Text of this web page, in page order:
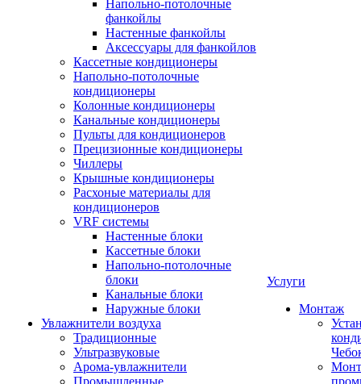
Напольно-потолочные
фанкойлы
Настенные фанкойлы
Аксессуары для фанкойлов
Кассетные кондиционеры
Напольно-потолочные
кондиционеры
Колонные кондиционеры
Канальные кондиционеры
Пульты для кондиционеров
Прецизионные кондиционеры
Чиллеры
Крышные кондиционеры
Расхоные материалы для
кондиционеров
VRF системы
Настенные блоки
Кассетные блоки
Напольно-потолочные
блоки
Канальные блоки
Наружные блоки
Увлажнители воздуха
Традиционные
Ультразвуковые
Арома-увлажнители
Промышленныe
Услуги
Монтаж